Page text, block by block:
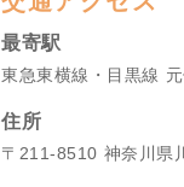
最寄駅
東急東横線・目黒線
住所
〒211-8510 神奈川県